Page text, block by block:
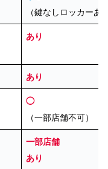
（鍵なしロッカーあ
あり
あり
◯
（一部店舗不可）
一部店舗
あり